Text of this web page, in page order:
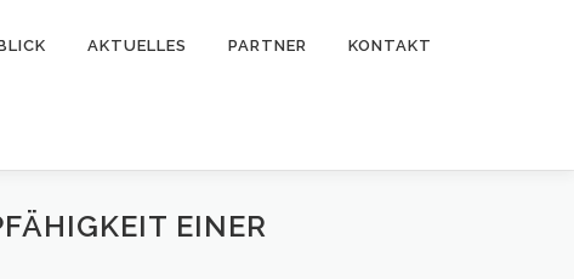
AKTUELLES PARTNER KONTAKT
EINER